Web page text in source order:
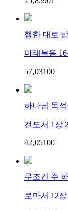
행한 대로
마태복음
57,03100
하나님 목
전도서 1장
42,05100
무조건 주
로마서 12